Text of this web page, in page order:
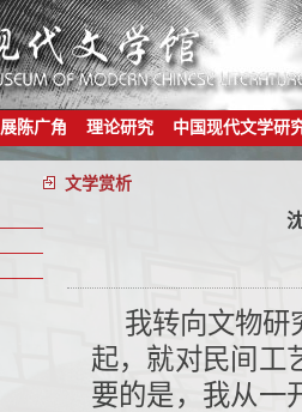
展陈广角 理论研究 中国现代文学研
文学赏析
我转向文物研
起，就对民间工
要的是，我从一